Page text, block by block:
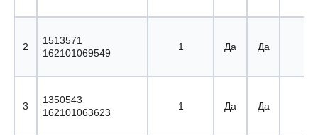
2
1513571
162101069549
1 Да Да
3
1350543
162101063623
1 Да Да